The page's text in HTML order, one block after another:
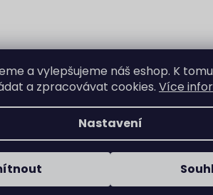
a vylepšujeme náš eshop. K tomu
a zpracovávat cookies. Více
Nastavení